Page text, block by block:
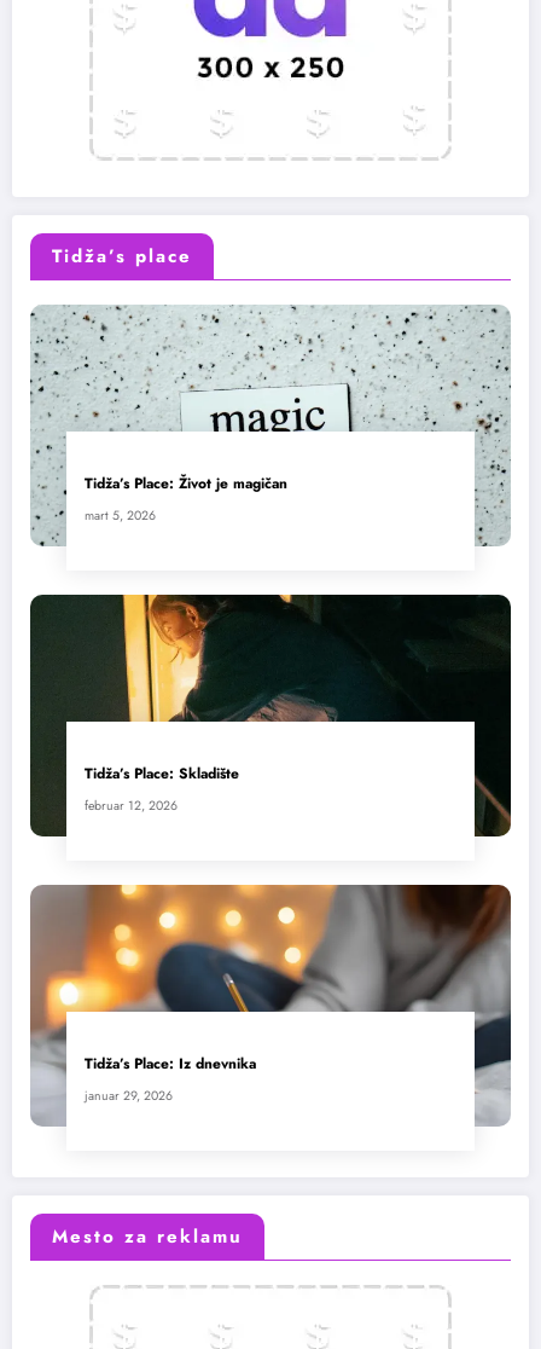
Tidža’s place
Tidža’s Place: Život je magičan
mart 5, 2026
Tidža’s Place: Skladište
februar 12, 2026
Tidža’s Place: Iz dnevnika
januar 29, 2026
Mesto za reklamu